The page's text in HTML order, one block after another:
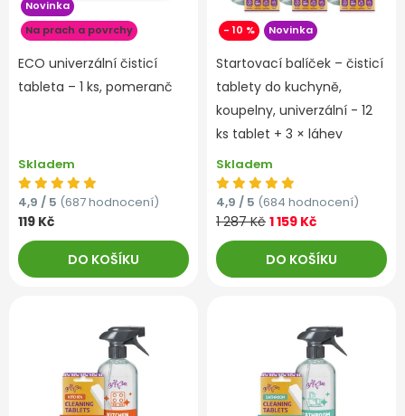
Novinka
Na prach a povrchy
ECO univerzální čisticí
tableta – 1 ks, pomeranč
Skladem
4,9 / 5 (687 hodnocení)
119 Kč
DO KOŠÍKU
- 10 % Novinka
Startovací balíček – čisticí
tablety do kuchyně,
koupelny, univerzální - 12
ks tablet + 3 × láhev
Skladem
4,9 / 5 (684 hodnocení)
1 287 Kč 1 159 Kč
DO KOŠÍKU